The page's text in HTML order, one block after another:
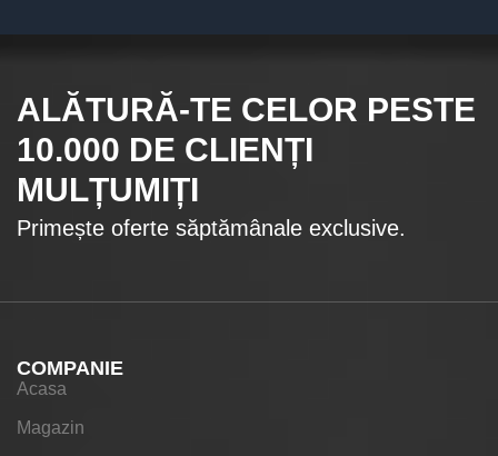
ALĂTURĂ-TE CELOR PESTE
10.000 DE CLIENȚI
MULȚUMIȚI
Primește oferte săptămânale exclusive.
COMPANIE
Acasa
Magazin